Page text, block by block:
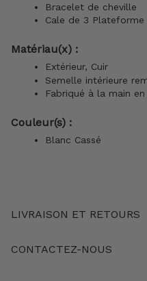
Bracelet de cheville
Cale de 3 Plateforme
Matériau(x) :
Extérieur, Cuir
Semelle intérieure
Fabriqué à la main
Couleur(s) :
Blanc Cassé
LIVRAISON ET RETOURS
CONTACTEZ-NOUS